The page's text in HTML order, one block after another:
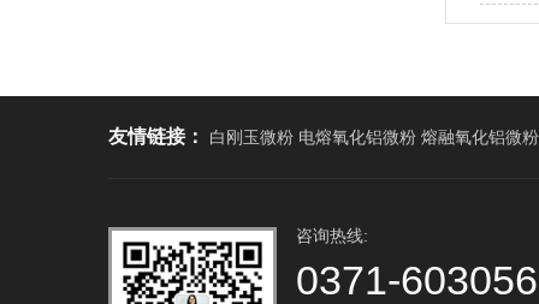
友情链接： 白刚玉微粉 电熔氧化铝微粉 熔融氧化铝微粉
咨询热线:
0371-